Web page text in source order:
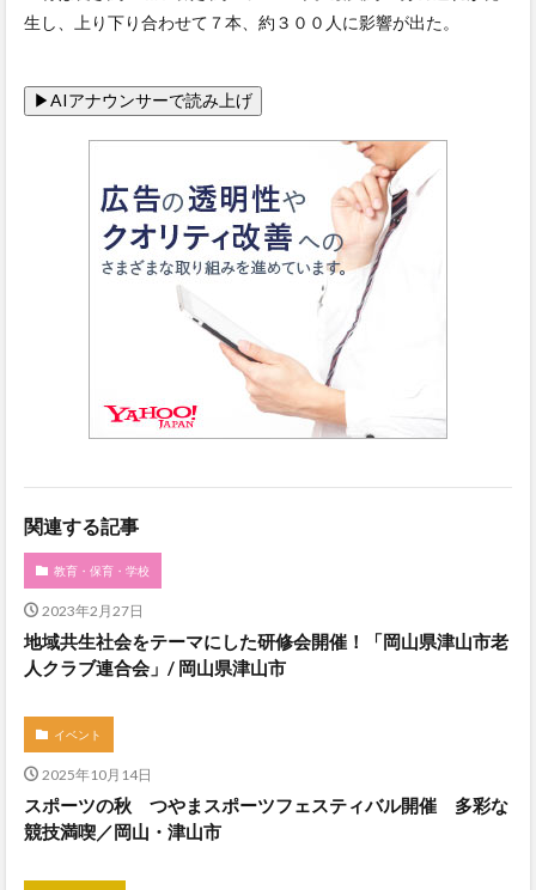
生し、上り下り合わせて７本、約３００人に影響が出た。
関連する記事
教育・保育・学校
2023年2月27日
地域共生社会をテーマにした研修会開催！「岡山県津山市老
人クラブ連合会」/ 岡山県津山市
イベント
2025年10月14日
スポーツの秋 つやまスポーツフェスティバル開催 多彩な
競技満喫／岡山・津山市